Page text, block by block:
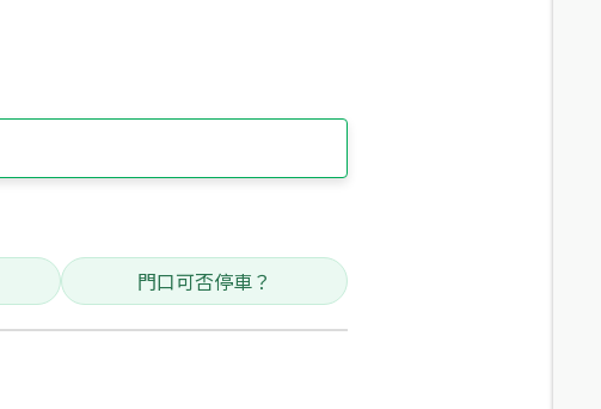
門口可否停車？